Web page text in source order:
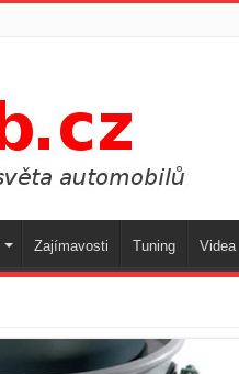
Zajímavosti Tuning Videa